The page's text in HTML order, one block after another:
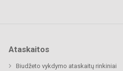
Ataskaitos
Biudžeto vykdymo ataskaitų rinkiniai